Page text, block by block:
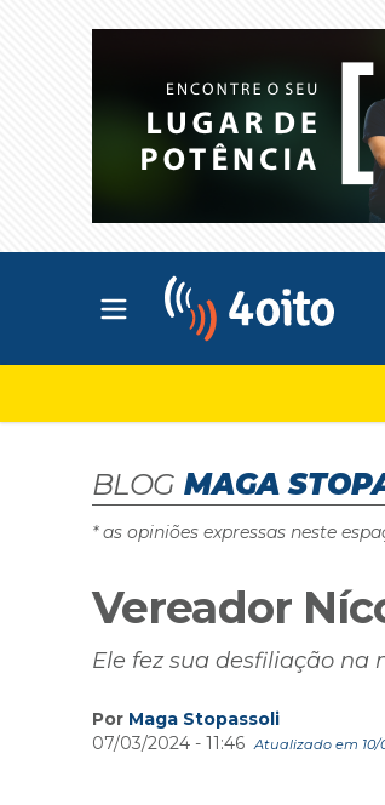
Abrir menu principal
BLOG MAGA
* as opiniões expressas neste
Vereador
Ele fez sua desfiliação
Por Maga Stopassoli
07/03/2024 - 11:46 Atualizado em 10/